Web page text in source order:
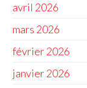
avril 2026
mars 2026
février 2026
janvier 2026